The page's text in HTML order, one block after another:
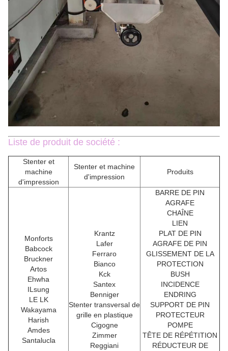
Liste de produit de société :
Stenter et
machine
d'impression
Stenter et machine
d'impression
Produits
Monforts
Babcock
Bruckner
Artos
Ehwha
ILsung
LE LK
Wakayama
Harish
Amdes
Santalucla
Krantz
Lafer
Ferraro
Bianco
Kck
Santex
Benniger
Stenter transversal de
grille en plastique
Cigogne
Zimmer
Reggiani
BARRE DE PIN
AGRAFE
CHAÎNE
LIEN
PLAT DE PIN
AGRAFE DE PIN
GLISSEMENT DE LA
PROTECTION
BUSH
INCIDENCE
ENDRING
SUPPORT DE PIN
PROTECTEUR
POMPE
TÊTE DE RÉPÉTITION
RÉDUCTEUR DE